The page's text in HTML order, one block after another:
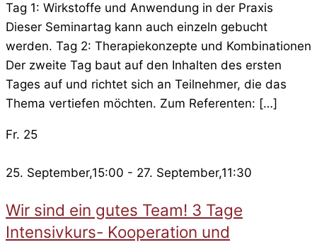
Tag 1: Wirkstoffe und Anwendung in der Praxis
Dieser Seminartag kann auch einzeln gebucht
werden. Tag 2: Therapiekonzepte und Kombinationen
Der zweite Tag baut auf den Inhalten des ersten
Tages auf und richtet sich an Teilnehmer, die das
Thema vertiefen möchten. Zum Referenten: […]
Fr. 25
25. September,15:00 - 27. September,11:30
Wir sind ein gutes Team! 3 Tage
Intensivkurs- Kooperation und